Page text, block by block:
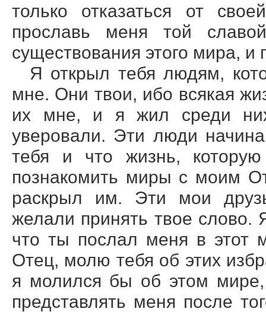
только отказаться от
прославь меня той
существования этого мира,
Я открыл тебя людям,
мне. Они твои, ибо всякая
их мне, и я жил среди
уверовали. Эти люди
тебя и что жизнь,
познакомить миры с моим
раскрыл им. Эти мои
желали принять твое слово.
что ты послал меня в этот
Отец, молю тебя об этих
я молился бы об этом
представлять меня после